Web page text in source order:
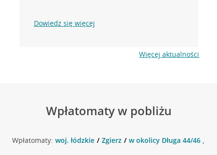
Dowiedz się więcej
Więcej aktualności
Wpłatomaty w pobliżu
Wpłatomaty: woj. łódzkie Zgierz w okolicy Długa 44/46 ,